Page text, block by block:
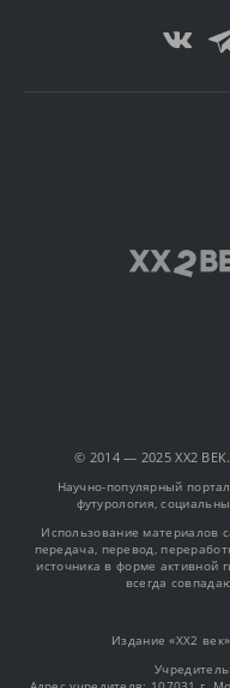
© 2014 — 2025 XX2
Научно-популярный
футурология,
Использование материалов
передача, перевод,
источника в форме активной
всегда
Издание «XX2